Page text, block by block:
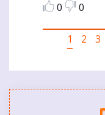
0
0
Pagination
Current
1 2 3